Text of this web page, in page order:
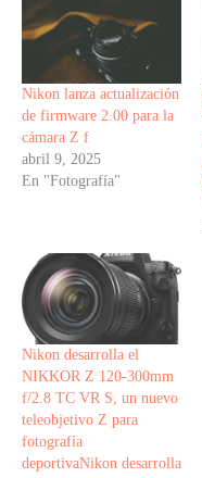
Nikon lanza actualización
de firmware 2.00 para la
cámara Z f
abril 9, 2025
En "Fotografía"
Nikon desarrolla el
NIKKOR Z 120-300mm
f/2.8 TC VR S, un nuevo
teleobjetivo Z para
fotografía
deportivaNikon desarrolla